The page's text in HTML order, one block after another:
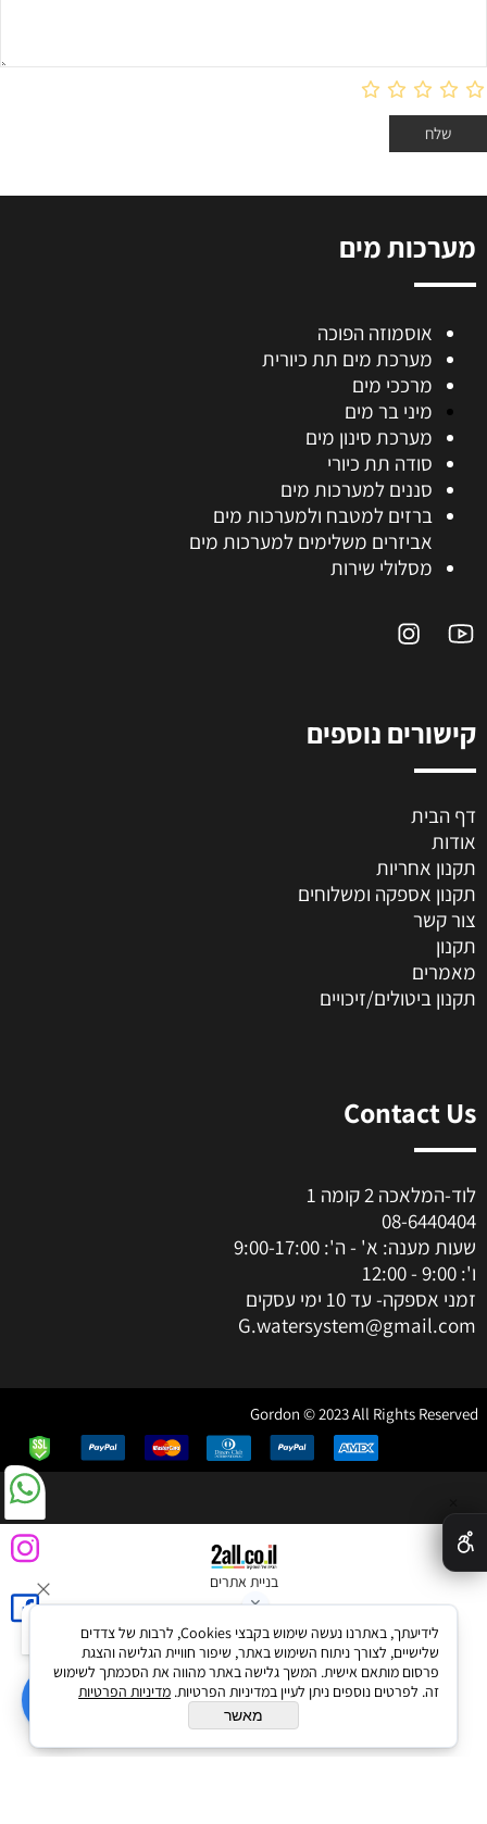
מערכות מים
אוסמוזה הפוכה
מערכת מים תת כיורית
מרככי מים
מיני בר מים
מערכת סינון מים
סודה תת כיורי
סננים למערכות מים
ברזים למטבח ולמערכות מים
אביזרים משלימים למערכות מים
מסלולי שירות
קישורים נוספים
דף הבית
אודות
תקנון אחריות
תקנון אספקה ומשלוחים
צור קשר
תקנון
מאמרים
תקנון ביטולים/זיכויים
Contact Us
לוד-המלאכה 2 קומה 1
08-6440404
שעות מענה: א' - ה': 9:00-17:00
ו': 9:00 - 12:00
זמני אספקה- עד 10 ימי עסקים
G.watersystem@gmail.com
Gordon © 2023 All Rights Reserved
בניית אתרים
לידיעתך, באתרנו נעשה שימוש בקבצי Cookies, לרבות של צדדים
שלישיים, לצורך ניתוח השימוש באתר, שיפור חוויית הגלישה והצגת
פרסום מותאם אישית. המשך גלישה באתר מהווה את הסכמתך לשימוש
זה. לפרטים נוספים ניתן לעיין במדיניות הפרטיות. מדיניות הפרטיות
מאשר